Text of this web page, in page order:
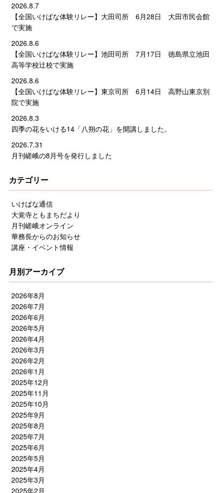
2026.8.7
【全国いけばな体験リレー】大田司所 6月28日 大田市民会館
で実施
2026.8.6
【全国いけばな体験リレー】池田司所 7月17日 徳島県立池田
高等学校辻校で実施
2026.8.6
【全国いけばな体験リレー】東京司所 6月14日 高野山東京別
院で実施
2026.8.3
四季の花をいける14「八朔の花」を開講しました。
2026.7.31
月刊嵯峨の8月号を発行しました
カテゴリー
いけばな通信
大覚寺ともまちだより
月刊嵯峨オンライン
華務長からのお知らせ
講座・イベント情報
月別アーカイブ
2026年8月
2026年7月
2026年6月
2026年5月
2026年4月
2026年3月
2026年2月
2026年1月
2025年12月
2025年11月
2025年10月
2025年9月
2025年8月
2025年7月
2025年6月
2025年5月
2025年4月
2025年3月
2025年2月